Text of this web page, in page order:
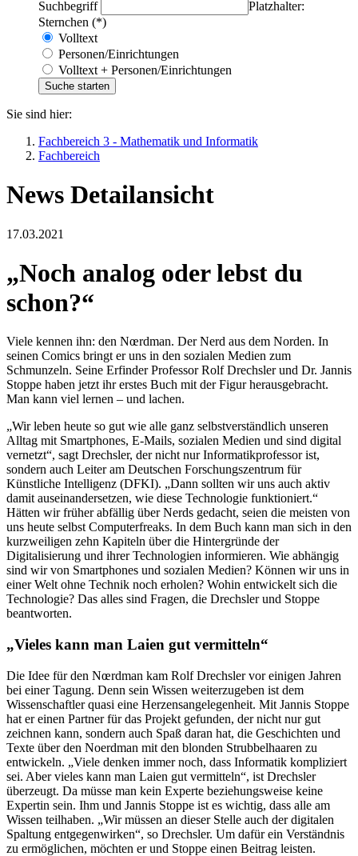
Suchbegriff
Platzhalter:
Sternchen (*)
Volltext
Personen/Einrichtungen
Volltext + Personen/Einrichtungen
Sie sind hier:
Fachbereich 3 - Mathematik und Informatik
Fachbereich
News Detailansicht
17.03.2021
„Noch analog oder lebst du
schon?“
Viele kennen ihn: den Nœrdman. Der Nerd aus dem Norden. In
seinen Comics bringt er uns in den sozialen Medien zum
Schmunzeln. Seine Erfinder Professor Rolf Drechsler und Dr. Jannis
Stoppe haben jetzt ihr erstes Buch mit der Figur herausgebracht.
Man kann viel lernen – und lachen.
„Wir leben heute so gut wie alle ganz selbstverständlich unseren
Alltag mit Smartphones, E-Mails, sozialen Medien und sind digital
vernetzt“, sagt Drechsler, der nicht nur Informatikprofessor ist,
sondern auch Leiter am Deutschen Forschungszentrum für
Künstliche Intelligenz (DFKI). „Dann sollten wir uns auch aktiv
damit auseinandersetzen, wie diese Technologie funktioniert.“
Hätten wir früher abfällig über Nerds gedacht, seien die meisten von
uns heute selbst Computerfreaks. In dem Buch kann man sich in den
kurzweiligen zehn Kapiteln über die Hintergründe der
Digitalisierung und ihrer Technologien informieren. Wie abhängig
sind wir von Smartphones und sozialen Medien? Können wir uns in
einer Welt ohne Technik noch erholen? Wohin entwickelt sich die
Technologie? Das alles sind Fragen, die Drechsler und Stoppe
beantworten.
„Vieles kann man Laien gut vermitteln“
Die Idee für den Nœrdman kam Rolf Drechsler vor einigen Jahren
bei einer Tagung. Denn sein Wissen weiterzugeben ist dem
Wissenschaftler quasi eine Herzensangelegenheit. Mit Jannis Stoppe
hat er einen Partner für das Projekt gefunden, der nicht nur gut
zeichnen kann, sondern auch Spaß daran hat, die Geschichten und
Texte über den Noerdman mit den blonden Strubbelhaaren zu
entwickeln. „Viele denken immer noch, dass Informatik kompliziert
sei. Aber vieles kann man Laien gut vermitteln“, ist Drechsler
überzeugt. Da müsse man kein Experte beziehungsweise keine
Expertin sein. Ihm und Jannis Stoppe ist es wichtig, dass alle am
Wissen teilhaben. „Wir müssen an dieser Stelle auch der digitalen
Spaltung entgegenwirken“, so Drechsler. Um dafür ein Verständnis
zu ermöglichen, möchten er und Stoppe einen Beitrag leisten.